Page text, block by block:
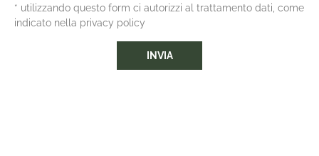
* utilizzando questo form ci autorizzi al trattamento dati, come
indicato nella privacy policy